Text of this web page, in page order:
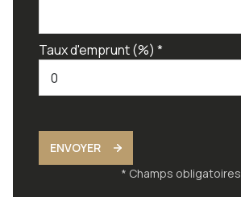
Taux d'emprunt (%) *
ENVOYER
* Champs obligatoires